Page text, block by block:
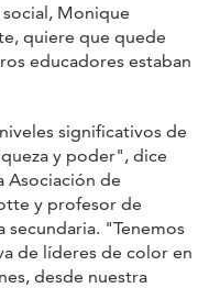
Monique
quiere que quede
educadores estaban
significativos de
y poder", dice
Asociación de
y profesor de
secundaria. "Tenemos
de líderes de color en
desde nuestra